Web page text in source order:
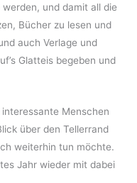
und damit all die
Bücher zu lesen und
auch Verlage und
Glatteis begeben und
Menschen
über den Tellerrand
weiterhin tun möchte.
Jahr wieder mit dabei